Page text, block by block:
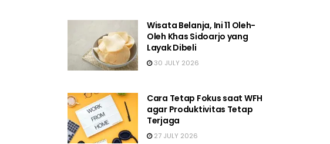
Wisata Belanja, Ini 11 Oleh-
Oleh Khas Sidoarjo yang
Layak Dibeli
30 JULY 2026
Cara Tetap Fokus saat WFH
agar Produktivitas Tetap
Terjaga
27 JULY 2026